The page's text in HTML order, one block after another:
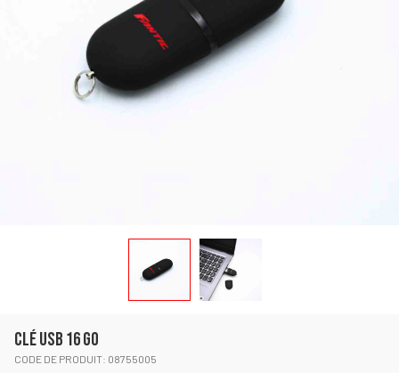
CLÉ USB 16 GO
CODE DE PRODUIT: 08755005